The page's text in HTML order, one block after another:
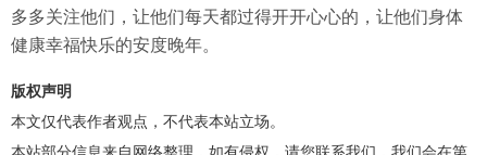
多多关注他们，让他们每天都过得开开心心的，让他们身体
健康幸福快乐的安度晚年。
版权声明
本文仅代表作者观点，不代表本站立场。